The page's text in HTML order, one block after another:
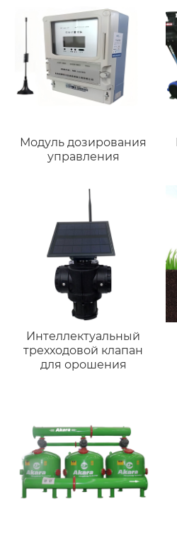
Модуль дозирования
управления
Интеллектуальный
трехходовой клапан
для орошения